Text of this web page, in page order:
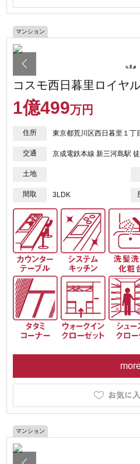
マンション
コスモ西日暮里ロイヤ
1億499万円
住所 東京都荒川区西日暮里１丁
交通 京成電鉄本線 新三河島駅
土地
間取 3LDK
マンション